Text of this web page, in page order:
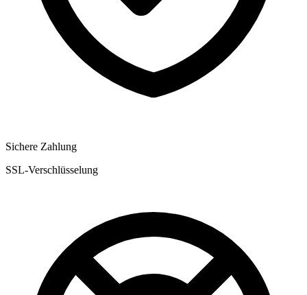
Sichere Zahlung
SSL-Verschlüsselung